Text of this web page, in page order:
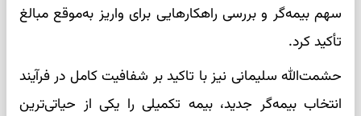
سهم بیمه‌گر و بررسی راهکارهایی برای واریز به‌موقع مبالغ
تأکید کرد.
حشمت‌الله سلیمانی نیز با تاکید بر شفافیت کامل در فرآیند
انتخاب بیمه‌گر جدید، بیمه تکمیلی را یکی از حیاتی‌ترین